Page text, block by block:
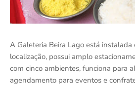
A Galeteria Beira Lago está
localização, possui amplo
com cinco ambientes, funciona para
agendamento para eventos e